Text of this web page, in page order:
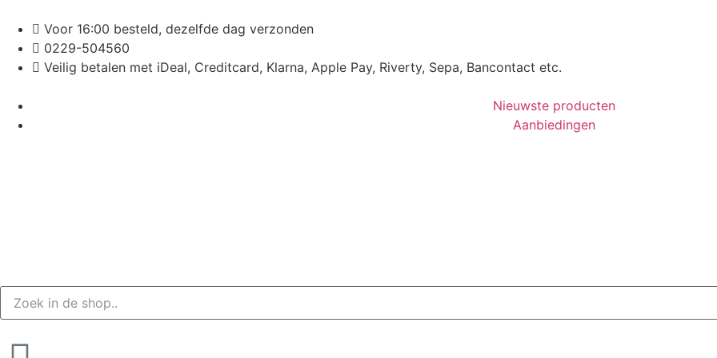
Voor 16:00 besteld, dezelfde dag verzonden
0229-504560
Veilig betalen met iDeal, Creditcard, Klarna, Apple Pay, Riverty, Sepa, Bancontact etc.
Nieuwste producten
Aanbiedingen